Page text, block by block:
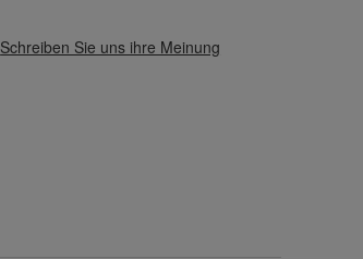
Schreiben Sie uns ihre Meinung